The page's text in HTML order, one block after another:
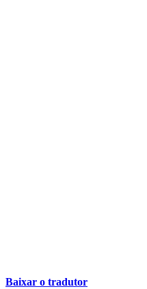
Baixar o tradutor